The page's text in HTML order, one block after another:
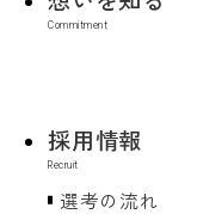
採用情報
選考の流れ